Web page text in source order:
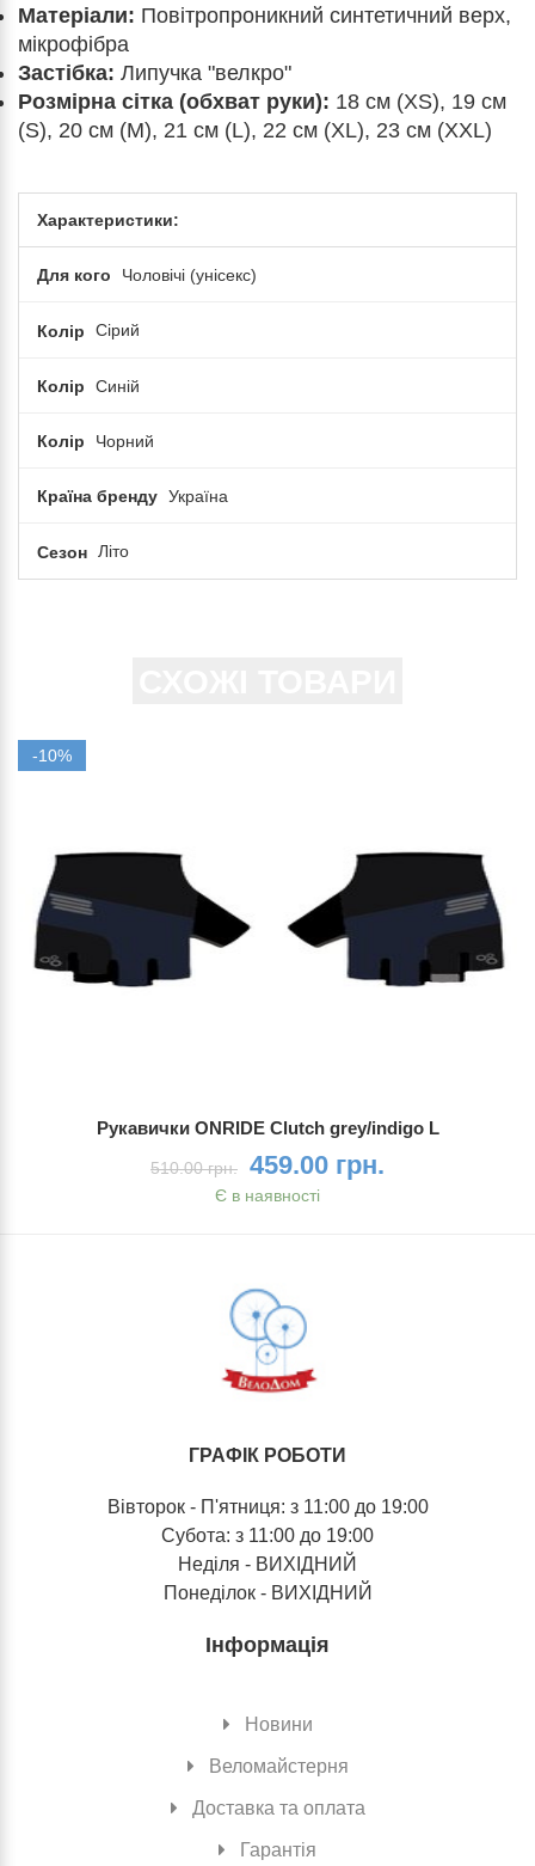
Матеріали: Повітропроникний синтетичний верх,
мікрофібра
Застібка: Липучка "велкро"
Розмірна сітка (обхват руки): 18 см (XS), 19 см
(S), 20 см (M), 21 см (L), 22 см (XL), 23 см (XXL)
Характеристики:
Для кого Чоловічі (унісекс)
Колір Сірий
Колір Синій
Колір Чорний
Країна бренду Україна
Сезон Літо
-10%
Рукавички ONRIDE Clutch grey/indigo L
510.00 грн. 459.00 грн.
Є в наявності
ГРАФІК РОБОТИ
Вівторок - П'ятниця: з 11:00 до 19:00
Субота: з 11:00 до 19:00
Неділя - ВИХІДНИЙ
Понеділок - ВИХІДНИЙ
Інформація
Новини
Веломайстерня
Доставка та оплата
Гарантія